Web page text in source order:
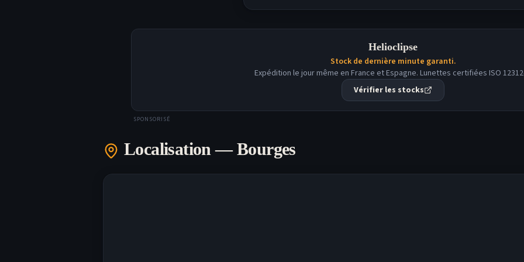
Helioclipse
Stock de dernière minute garanti.
Expédition le jour même en France et Espagne. Lunettes certifiées ISO
Vérifier les stocks
SPONSORISÉ
Localisation —Bourges